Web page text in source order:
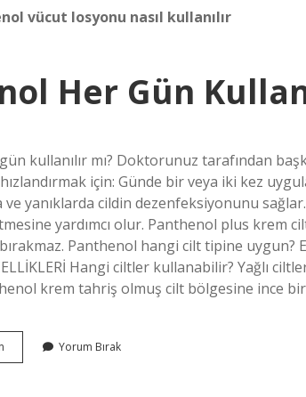
vücut losyonu nasıl kullanılır
Her Gün
kullanılır mı? Doktorunuz tarafından
için: Günde bir veya iki kez
yanıklarda cildin dezenfeksiyonunu
yardımcı olur. Panthenol plus krem
Panthenol hangi cilt tipine uygun?
Hangi ciltler kullanabilir? Yağlı
krem ​​tahriş olmuş cilt bölgesine ince
Pantenol
Her
Yorum Bırak